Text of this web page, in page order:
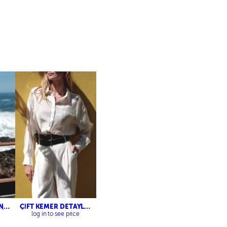
ÇİFT KEMER DETAYLI
PALAZZO PANTOLON
log in to see price